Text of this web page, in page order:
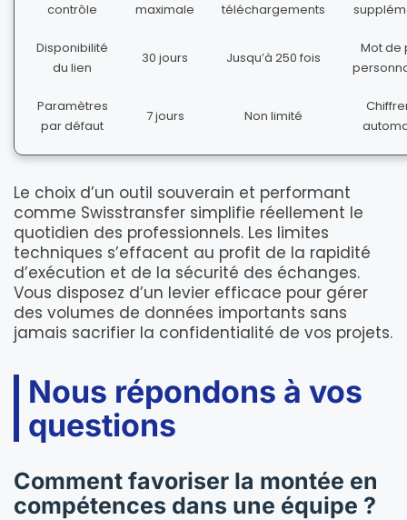
contrôle
maximale
téléchargements
Disponibilité
du lien
30 jours Jusqu’à 250 fois
Mot de
Paramètres
par défaut
7 jours Non limité
Le choix d’un outil souverain et performant
comme Swisstransfer simplifie réellement le
quotidien des professionnels. Les limites
techniques s’effacent au profit de la rapidité
d’exécution et de la sécurité des échanges.
Vous disposez d’un levier efficace pour gérer
des volumes de données importants sans
jamais sacrifier la confidentialité de vos projets.
Nous répondons à vos
questions
Comment favoriser la montée en
compétences dans une équipe ?